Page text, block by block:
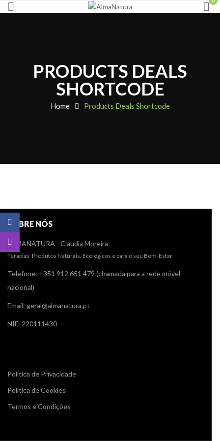
PRODUCTS DEALS
SHORTCODE
Home Products Deals Shortcode
SOBRE NÓS
ALMANATURA - Claudia Moreira
Terapias, Produtos Naturais, Ecológicos e para o seu Bem-Estar
Telefone: +351 912 651 479 (chamada para a rede móvel
nacional)
Email: geral@almanatura.pt
NIF: 220111430
Política de Privacidade
Política de Cookies
Termos e Condições